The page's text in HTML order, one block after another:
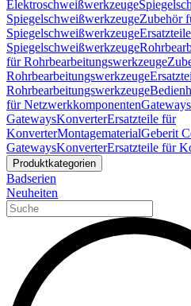
Elektroschweißwerkzeuge
SpiegelschweißwerkzeugeZubehör
Spiegelschweißwerkzeuge
Spiegelschweißwerkzeuge
für Rohrbearbeitungswerkzeuge
Rohrbearbeitungswerkzeuge
Rohrbearbeitungswerkzeuge
für NetzwerkkomponentenGateways
GatewaysKonverterErsatzteile für
KonverterMontagematerialGeberit
GatewaysKonverterErsatzteile für
Produktkategorien
Badserien
Neuheiten